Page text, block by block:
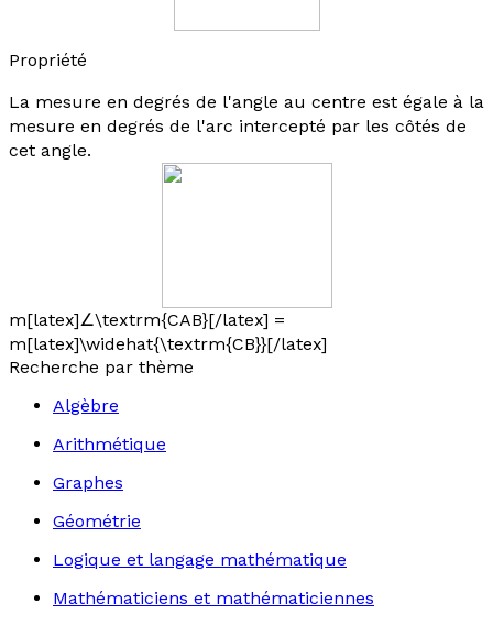
Propriété
La mesure en degrés de l'angle au centre est égale à la
mesure en degrés de l'arc intercepté par les côtés de
cet angle.
m[latex]∠\textrm{CAB}[/latex] =
m[latex]\widehat{\textrm{CB}}[/latex]
Recherche par thème
Algèbre
Arithmétique
Graphes
Géométrie
Logique et langage mathématique
Mathématiciens et mathématiciennes